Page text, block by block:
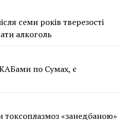
семи років тверезості
алкоголь
по Сумах, є
токсоплазмоз «занедбаною»